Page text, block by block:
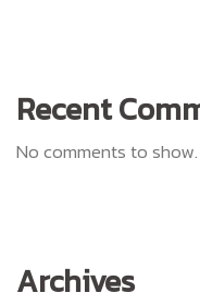
Recent
No comments to show.
Archives